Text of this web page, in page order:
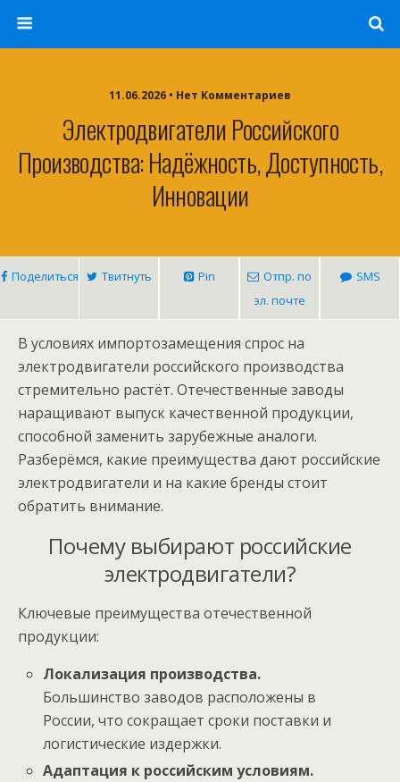
11.06.2026 • Нет Комментариев
Электродвигатели Российского
Производства: Надёжность, Доступность,
Инновации
Поделиться Твитнуть Pin
Отпр. по
эл. почте
SMS
В условиях импортозамещения спрос на
электродвигатели российского производства
стремительно растёт. Отечественные заводы
наращивают выпуск качественной продукции,
способной заменить зарубежные аналоги.
Разберёмся, какие преимущества дают российские
электродвигатели и на какие бренды стоит
обратить внимание.
Почему выбирают российские
электродвигатели?
Ключевые преимущества отечественной
продукции:
Локализация производства.
Большинство заводов расположены в
России, что сокращает сроки поставки и
логистические издержки.
Адаптация к российским условиям.